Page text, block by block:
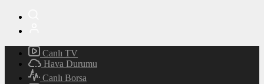
Canlı TV
Hava Durumu
Canlı Borsa